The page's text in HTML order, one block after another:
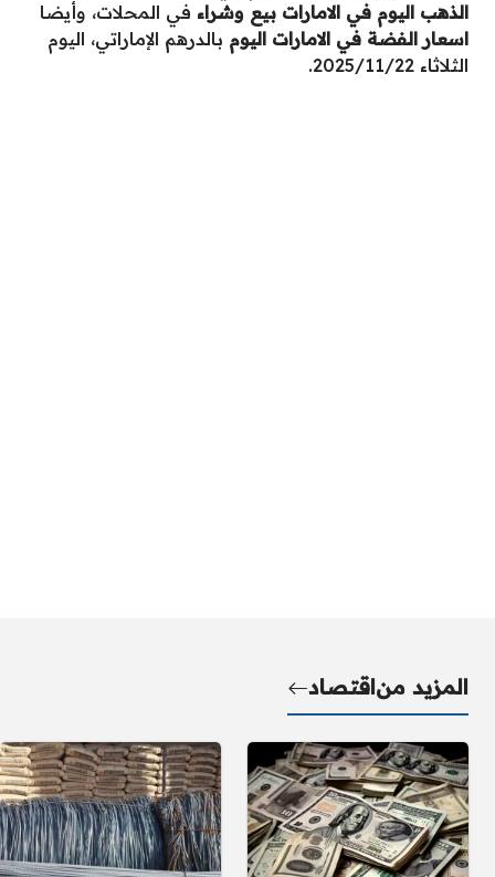
الذهب اليوم في الامارات بيع وشراء في المحلات، وأيضا
اسعار الفضة في الامارات اليوم بالدرهم الإماراتي، اليوم
الثلاثاء 2025/11/22.
المزيد مناقتصاد